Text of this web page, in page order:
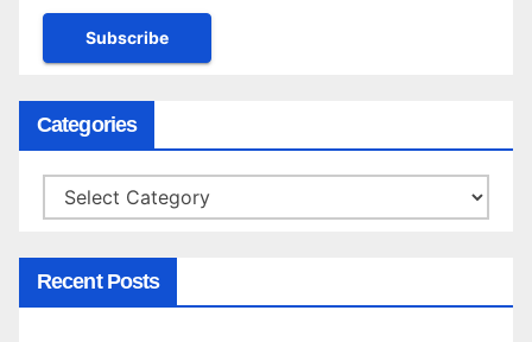
Categories
Categories
Recent Posts